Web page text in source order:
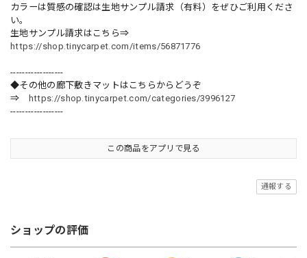
カラーは質感の確認は生地サンプル請求（有料）をぜひご利用くださ
い。
生地サンプル請求はこちら⇒
https://shop.tinycarpet.com/items/56871776
------------------
◆その他の廊下敷きマットはこちらからどうぞ
⇒
https://shop.tinycarpet.com/categories/3996127
------------------
この商品をアプリで見る
通報する
ショップの評価